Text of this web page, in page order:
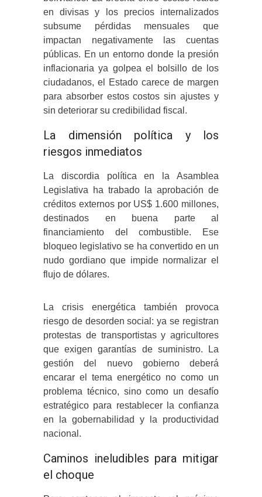
en divisas y los precios internalizados
subsume pérdidas mensuales que
impactan negativamente las cuentas
públicas. En un entorno donde la presión
inflacionaria ya golpea el bolsillo de los
ciudadanos, el Estado carece de margen
para absorber estos costos sin ajustes y
sin deteriorar su credibilidad fiscal.
La dimensión política y los
riesgos inmediatos
La discordia política en la Asamblea
Legislativa ha trabado la aprobación de
créditos externos por US$ 1.600 millones,
destinados en buena parte al
financiamiento del combustible. Ese
bloqueo legislativo se ha convertido en un
nudo gordiano que impide normalizar el
flujo de dólares.
La crisis energética también provoca
riesgo de desorden social: ya se registran
protestas de transportistas y agricultores
que exigen garantías de suministro. La
gestión del nuevo gobierno deberá
encarar el tema energético no como un
problema técnico, sino como un desafío
estratégico para restablecer la confianza
en la gobernabilidad y la productividad
nacional.
Caminos ineludibles para mitigar
el choque